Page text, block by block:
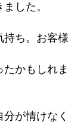
した。
持ち。お客様
かもしれま
が情けなく